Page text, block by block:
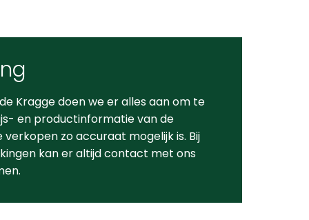
Kragge doen we er alles aan om te
en productinformatie van de
zo accuraat mogelijk is. Bij
kan er altijd contact met ons